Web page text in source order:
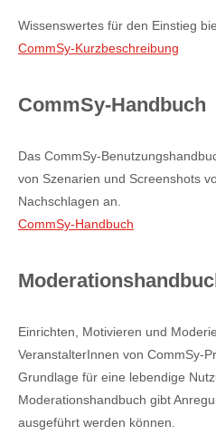
Wissenswertes für den Einstieg
CommSy-Kurzbeschreibung
CommSy-Handbuch
Das CommSy-
von Szenarien und Screenshots
Nachschlagen an.
CommSy-Handbuch
Einrichten, Motivieren und
VeranstalterInnen von CommSy-
Grundlage für eine lebendige
Moderationshandbuch gibt
ausgeführt werden können.